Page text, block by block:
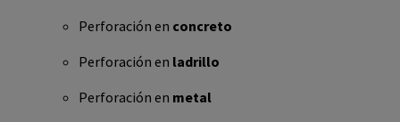
Perforación en concreto
Perforación en ladrillo
Perforación en metal